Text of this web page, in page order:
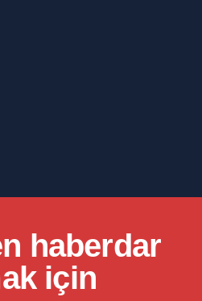
haberdar
için